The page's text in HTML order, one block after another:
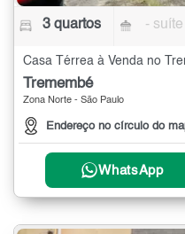
3 quartos - suíte
Casa Térrea à Venda no
Tremembé
Zona Norte - São Paulo
Endereço no círculo do
WhatsApp